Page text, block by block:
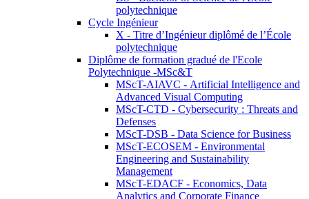
polytechnique
Cycle Ingénieur
X - Titre d’Ingénieur diplômé de l’École
polytechnique
Diplôme de formation gradué de l'Ecole
Polytechnique -MSc&T
MScT-AIAVC - Artificial Intelligence and
Advanced Visual Computing
MScT-CTD - Cybersecurity : Threats and
Defenses
MScT-DSB - Data Science for Business
MScT-ECOSEM - Environmental
Engineering and Sustainability
Management
MScT-EDACF - Economics, Data
Analytics and Corporate Finance